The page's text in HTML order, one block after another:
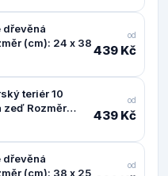
dřevěná
(cm): 24 x 38
od
439 Kč
teriér 10
zeď Rozměr
od
439 Kč
dřevěná
(cm): 38 x 25
od